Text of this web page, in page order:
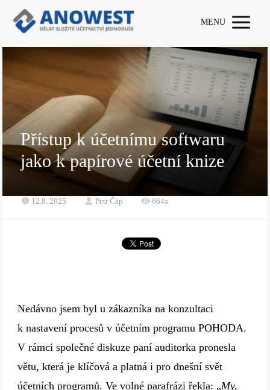
MENU
Přístup k účetnímu softwaru
jako k papírové účetní knize
12.8. 2025 Petr Čáp 664x
Nedávno jsem byl u zákazníka na konzultaci
k nastavení procesů v účetním programu POHODA.
V rámci společné diskuze paní auditorka pronesla
větu, která je klíčová a platná i pro dnešní svět
účetních programů. Ve volné parafrázi řekla: „My,